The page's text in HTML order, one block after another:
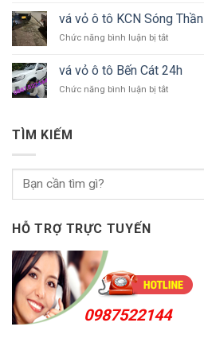
Bắc
Tân
Uyên
ô
tô
An
vá vỏ ô tô KCN Sóng Thần
Chức năng bình luận bị tắtở
vỏ
ô
tô
vá vỏ ô tô Bến Cát 24h
Chức năng bình luận bị tắtở
Cát
TÌM KIẾM
HỖ TRỢ TRỰC TUYẾN
0987522144